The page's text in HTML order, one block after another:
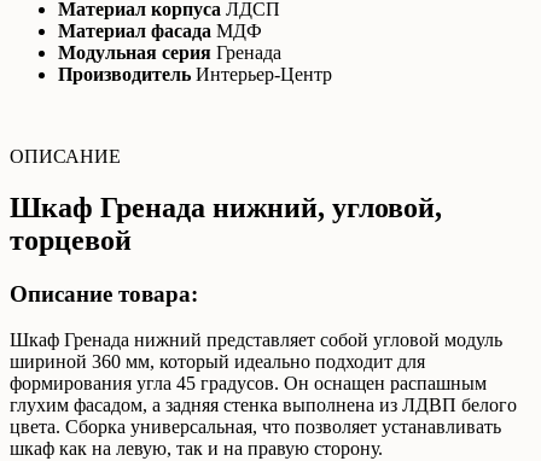
Материал корпуса ЛДСП
Материал фасада МДФ
Модульная серия Гренада
Производитель Интерьер-Центр
ОПИСАНИЕ
Шкаф Гренада нижний, угловой,
торцевой
Описание товара:
Шкаф Гренада нижний представляет собой угловой модуль
шириной 360 мм, который идеально подходит для
формирования угла 45 градусов. Он оснащен распашным
глухим фасадом, а задняя стенка выполнена из ЛДВП белого
цвета. Сборка универсальная, что позволяет устанавливать
шкаф как на левую, так и на правую сторону.